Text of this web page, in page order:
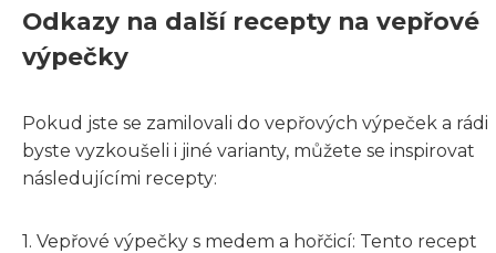
Odkazy na další recepty na vepřové
výpečky
Pokud jste se zamilovali do vepřových výpeček a rádi
byste vyzkoušeli i jiné varianty, můžete se inspirovat
následujícími recepty:
1. Vepřové výpečky s medem a hořčicí: Tento recept